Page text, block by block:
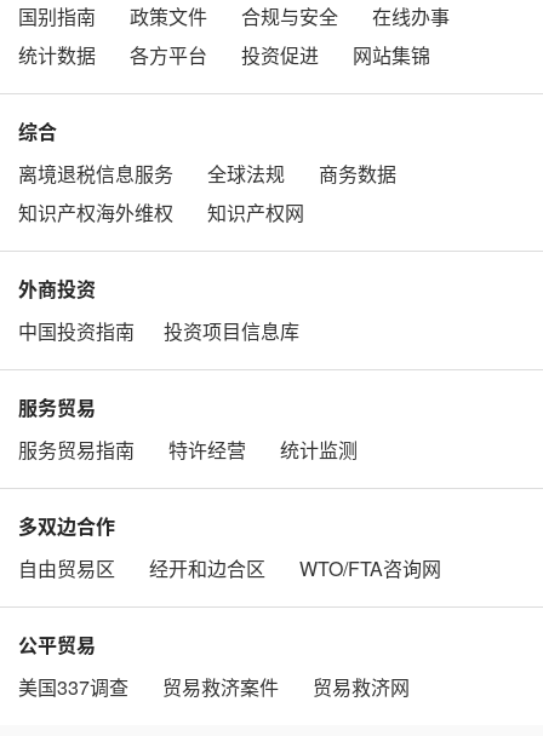
国别指南
政策文件 合规与安全
在线办事
统计数据
各方平台 投资促进 网站集锦
综合
离境退税信息服务
全球法规
商务数据
知识产权海外维权
知识产权网
外商投资
中国投资指南
投资项目信息库
服务贸易
服务贸易指南
特许经营 统计监测
多双边合作
自由贸易区
经开和边合区 WTO/FTA咨询网
公平贸易
美国337调查
贸易救济案件 贸易救济网